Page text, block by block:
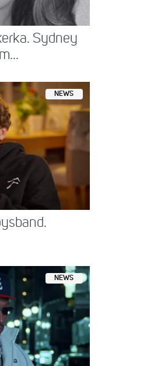
Sydney
NEWS
NEWS